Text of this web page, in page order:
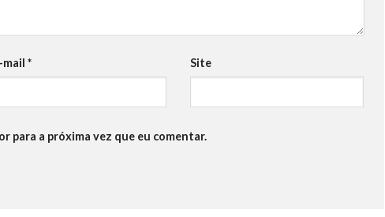
mail * Site
para a próxima vez que eu comentar.